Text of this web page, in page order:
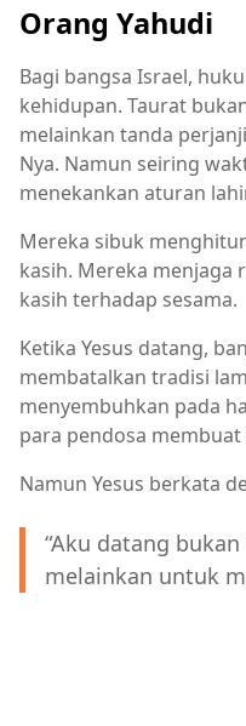
Orang Yahudi
Bagi bangsa Israel,
kehidupan. Taurat
melainkan tanda
Nya. Namun seiring
menekankan aturan
Mereka sibuk
kasih. Mereka menjaga
kasih terhadap sesama.
Ketika Yesus datang,
membatalkan tradisi
menyembuhkan pada
para pendosa
Namun Yesus berkata
“Aku datang
melainkan untuk